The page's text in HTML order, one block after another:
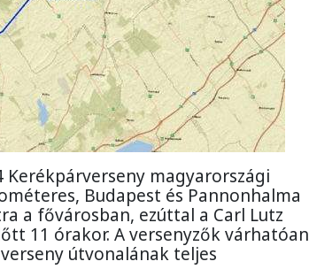
magyarországi
Budapest és Pannonhalma
a fővárosban, ezúttal a Carl Lutz
11 órakor. A versenyzők várhatóan
útvonalának teljes